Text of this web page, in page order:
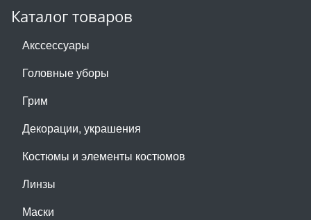
Каталог товаров
Акссессуары
Головные уборы
Грим
Декорации, украшения
Костюмы и элементы костюмов
Линзы
Маски